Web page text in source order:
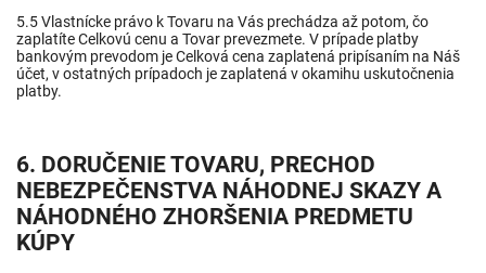
5.5 Vlastnícke právo k Tovaru na Vás prechádza až potom, čo
zaplatíte Celkovú cenu a Tovar prevezmete. V prípade platby
bankovým prevodom je Celková cena zaplatená pripísaním na Náš
účet, v ostatných prípadoch je zaplatená v okamihu uskutočnenia
platby.
6. DORUČENIE TOVARU, PRECHOD
NEBEZPEČENSTVA NÁHODNEJ SKAZY A
NÁHODNÉHO ZHORŠENIA PREDMETU
KÚPY